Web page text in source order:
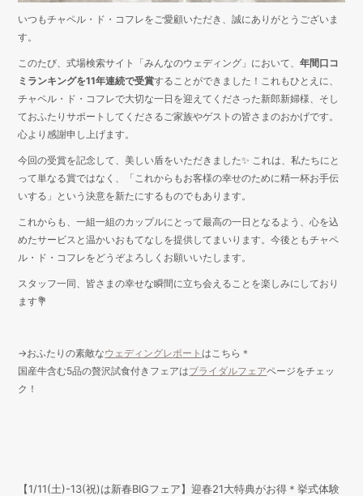
いつもチャペル・ド・コフレをご愛顧いただき、誠にありがとうございま
す。
このたび、式場検索サイト「みんなのウェディング」において、年間口コ
ミランキングを11年連続で受賞することができました！これもひとえに、
チャペル・ド・コフレで大切な一日を迎えてくださった新郎新婦様、そし
ておふたりサポートしてくださるご家族やゲストの皆さまのおかげです。
心より感謝申し上げます。
今回の受賞を記念して、美しい盾をいただきました✨ これは、私たちにと
って単なる賞ではなく、「これからもお客様の幸せのために精一杯お手伝
いする」という決意を新たにするものでもあります。
これからも、一組一組のカップルにとって最高の一日となるよう、心を込
めたサービスと温かいおもてなしを提供してまいります。今後ともチャペ
ル・ド・コフレをどうぞよろしくお願いいたします。
スタッフ一同、皆さまの幸せな瞬間に立ち会えることを楽しみにしており
ます💐
→おふたりの素敵なウェディングレポート はこちら＊
国産牛含む5品の贅沢試食付きフェアはブライダルフェアページをチェッ
ク！
【1/11(土)-13(祝)は新春BIGフェア】迎春21大特典がお得＊挙式体験